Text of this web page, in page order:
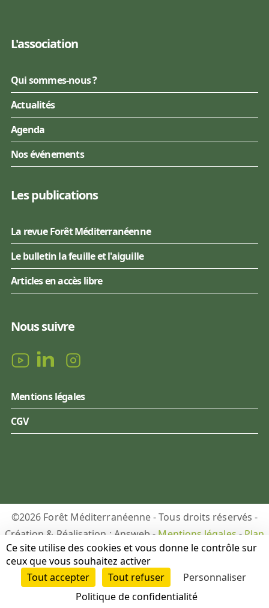
L'association
Qui sommes-nous ?
Actualités
Agenda
Nos événements
Les publications
La revue Forêt Méditerranéenne
Le bulletin la feuille et l'aiguille
Articles en accès libre
Nous suivre
Mentions légales
CGV
©2026 Forêt Méditerranéenne - Tous droits réservés -
Création & Réalisation : Answeb - Mentions légales - Plan
du site-Gestion des cookies
DON PUBLICATIONS
Ce site utilise des cookies et vous donne le contrôle sur
ceux que vous souhaitez activer
Tout accepter
Tout refuser
Personnaliser
Politique de confidentialité